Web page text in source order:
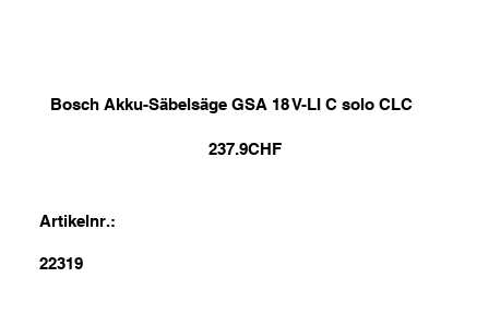
Bosch Akku-Säbelsäge GSA 18 V-LI C solo CLC
237.9CHF
Artikelnr.:
22319